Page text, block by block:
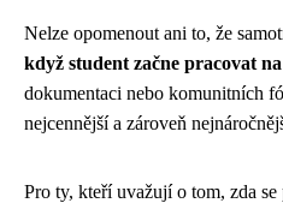
Nelze opomenout ani to, že
když student začne pracovat
dokumentaci nebo komunitních
nejcennější a zároveň
Pro ty, kteří uvažují o tom, zda